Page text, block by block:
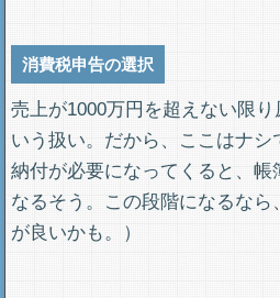
消費税申告の選択
売上が1000万円を超えない限
いう扱い。だから、ここはナ
納付が必要になってくると、
なるそう。この段階になるな
が良いかも。）